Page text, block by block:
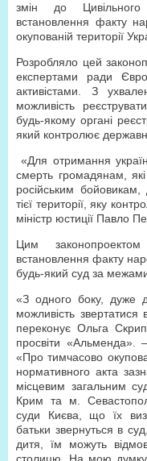
змін до
встановлення факту
окупованій території
Розробляло цей
експертами ради
активістами. З
можливість
будь-якому органі
який контролює
«Для отримання
смерть громадянам, які
російським
тієї території, яку
міністр юстиції Павло
Цим
встановлення факту
будь-який суд за межами
«З одного боку, дуже
можливість
переконує Ольга
просвіти
«Про тимчасово
нормативного акта
місцевим загальним
Крим та м.
суди Києва, що їх
батьки звернуться в
дитя, їм можуть